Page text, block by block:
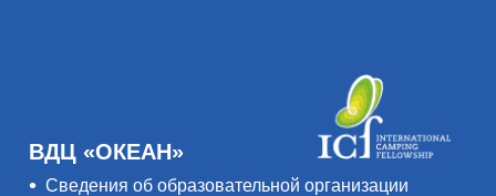
ВДЦ «ОКЕАН»
Сведения об образовательной организации